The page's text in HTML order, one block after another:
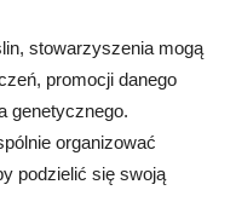
stowarzyszenia mogą
promocji danego
genetycznego.
organizować
podzielić się swoją